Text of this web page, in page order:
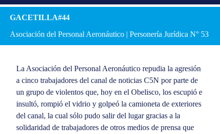
GACETILLA#44
Asociación del Personal Aeronáutico | Personería Jurídica N° 53
La Asociación del Personal Aeronáutico repudia la agresión
a cinco trabajadores del canal de noticias C5N por parte de
un grupo de violentos que, hoy en el Obelisco, los escupió e
insultó, rompió el vidrio y golpeó la camioneta de exteriores
del canal, la cual sólo pudo salir del lugar gracias a la
solidaridad de trabajadores de otros medios de prensa que